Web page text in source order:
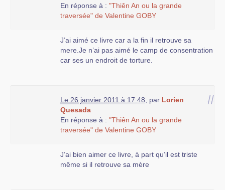
En réponse à : "Thiên An ou la grande
traversée" de Valentine GOBY
J’ai aimé ce livre car a la fin il retrouve sa
mere.Je n’ai pas aimé le camp de consentration
car ses un endroit de torture.
#
Le 26 janvier 2011 à 17:48 par Lorien
Quesada
En réponse à : "Thiên An ou la grande
traversée" de Valentine GOBY
J’ai bien aimer ce livre, à part qu’il est triste
même si il retrouve sa mère